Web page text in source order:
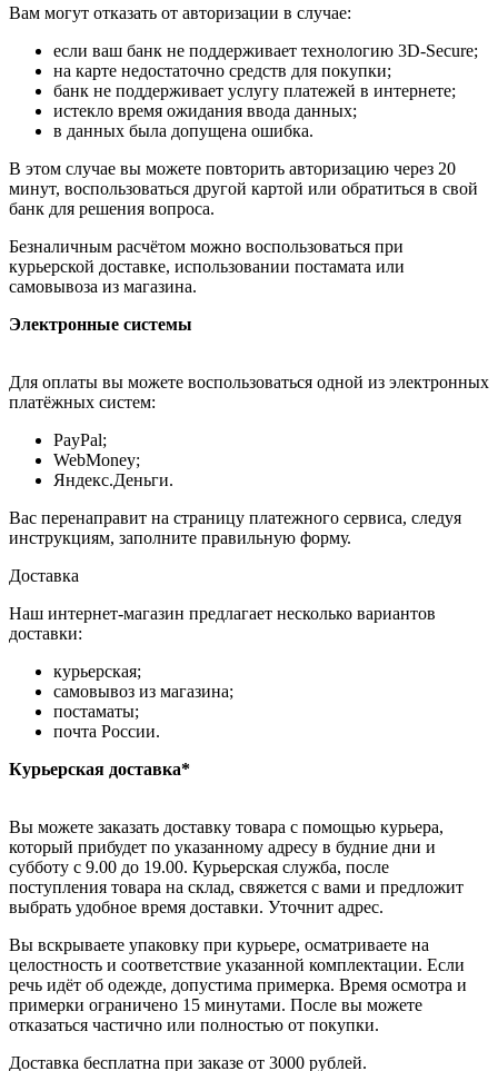
Вам могут отказать от авторизации в случае:
если ваш банк не поддерживает технологию 3D-Secure;
на карте недостаточно средств для покупки;
банк не поддерживает услугу платежей в интернете;
истекло время ожидания ввода данных;
в данных была допущена ошибка.
В этом случае вы можете повторить авторизацию через 20
минут, воспользоваться другой картой или обратиться в свой
банк для решения вопроса.
Безналичным расчётом можно воспользоваться при
курьерской доставке, использовании постамата или
самовывоза из магазина.
Электронные системы
Для оплаты вы можете воспользоваться одной из электронных
платёжных систем:
PayPal;
WebMoney;
Яндекс.Деньги.
Вас перенаправит на страницу платежного сервиса, следуя
инструкциям, заполните правильную форму.
Доставка
Наш интернет-магазин предлагает несколько вариантов
доставки:
курьерская;
самовывоз из магазина;
постаматы;
почта России.
Курьерская доставка*
Вы можете заказать доставку товара с помощью курьера,
который прибудет по указанному адресу в будние дни и
субботу с 9.00 до 19.00. Курьерская служба, после
поступления товара на склад, свяжется с вами и предложит
выбрать удобное время доставки. Уточнит адрес.
Вы вскрываете упаковку при курьере, осматриваете на
целостность и соответствие указанной комплектации. Если
речь идёт об одежде, допустима примерка. Время осмотра и
примерки ограничено 15 минутами. После вы можете
отказаться частично или полностью от покупки.
Доставка бесплатна при заказе от 3000 рублей.